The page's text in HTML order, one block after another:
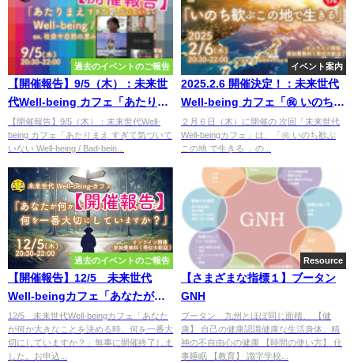
過去のイベントのご報告
【開催報告】9/5（木）：未来世
代Well-being カフェ「あたりま
え すぎて気づいていない Well-
being / Bad-being 」
【開催報告】9/5（木）：未来世代Well-
being カフェ「あたりまえ すぎて気づいて
いない Well-being / Bad-bein...
イベント案内
2025.2.6 開催決定！：未来世代
Well-being カフェ「㊗️ いのち歓
ぶ この地 で生きる」（木）
20:30～22:00
２月６日（木）に開催の 次回「未来世代
Well-beingカフェ」は、「㊗️ いのち歓ぶ
この地 で生きる 」の...
過去のイベントのご報告
【開催報告】12/5 未来世代
Well-beingカフェ「あなたが何
か大きなことを決める時、何を
一番大切にしていますか？」
12/5 未来世代Well-beingカフェ「あなた
が何か大きなことを決める時、何を一番大
切にしていますか？」無事に開催終了しま
した。お申込...
Resource
【さまざまな指標１】ブータン
GNH
ブータン 九州とほぼ同じ面積、 【健
康】 自己の健康認識健康な生活身体、精
神の不自由心の健康 【時間の使い方】 仕
事睡眠 【教育】 識字学校...